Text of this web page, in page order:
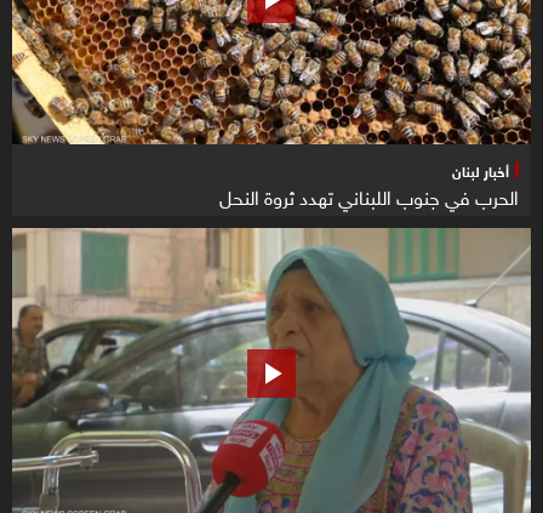
أخبار لبنان
الحرب في جنوب اللبناني تهدد ثروة النحل